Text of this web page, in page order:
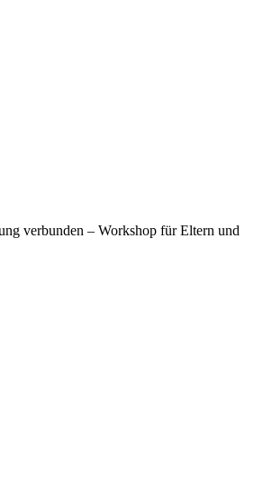
verbunden – Workshop für Eltern und